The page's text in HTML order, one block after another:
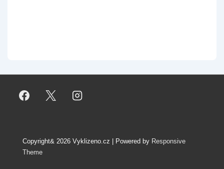
Copyright& 2026 Vyklizeno.cz | Powered by Responsive
Theme